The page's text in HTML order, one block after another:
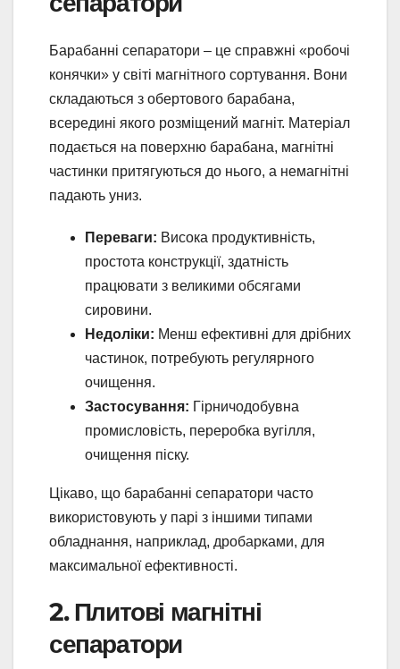
Барабанні сепаратори – це справжні «робочі
конячки» у світі магнітного сортування. Вони
складаються з обертового барабана,
всередині якого розміщений магніт. Матеріал
подається на поверхню барабана, магнітні
частинки притягуються до нього, а немагнітні
падають униз.
Переваги: Висока продуктивність,
простота конструкції, здатність
працювати з великими обсягами
сировини.
Недоліки: Менш ефективні для дрібних
частинок, потребують регулярного
очищення.
Застосування: Гірничодобувна
промисловість, переробка вугілля,
очищення піску.
Цікаво, що барабанні сепаратори часто
використовують у парі з іншими типами
обладнання, наприклад, дробарками, для
максимальної ефективності.
2. Плитові магнітні
сепаратори